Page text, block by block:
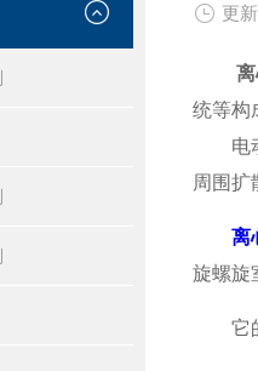
更
统等构
电动
周围扩
离
旋螺旋
它的